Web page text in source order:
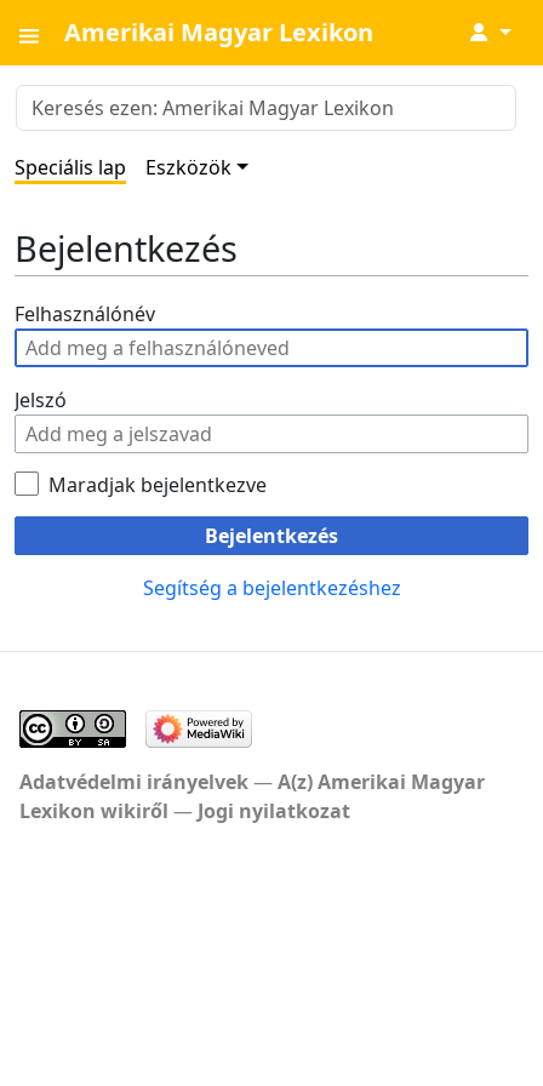
Amerikai Magyar Lexikon ↓
Speciális lap Eszközök
Bejelentkezés
Felhasználónév
Jelszó
Maradjak bejelentkezve
Bejelentkezés
Segítség a bejelentkezéshez
Adatvédelmi irányelvek
A(z) Amerikai Magyar
Lexikon wikiről
Jogi nyilatkozat